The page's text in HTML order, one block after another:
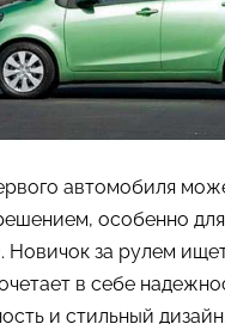
автомобиля
особенно
Новичок за рулем
в себе
и стильный